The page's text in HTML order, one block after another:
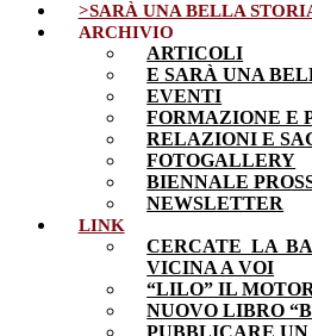
>SARÀ UNA BELLA
ARCHIVIO
ARTICOLI
E SARÀ UNA
EVENTI
FORMAZIONE E
RELAZIONI E
FOTOGALLERY
BIENNALE
NEWSLETTER
LINK
CERCATE LA
VICINA A VOI
“LILO” IL
NUOVO LIBRO
PUBBLICARE